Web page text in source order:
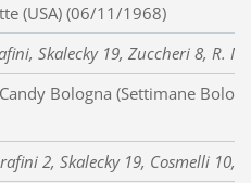
(USA) (06/11/1968)
Skalecky 19, Zuccheri 8, R.
Bologna (Settimane
2, Skalecky 19, Cosmelli 10,